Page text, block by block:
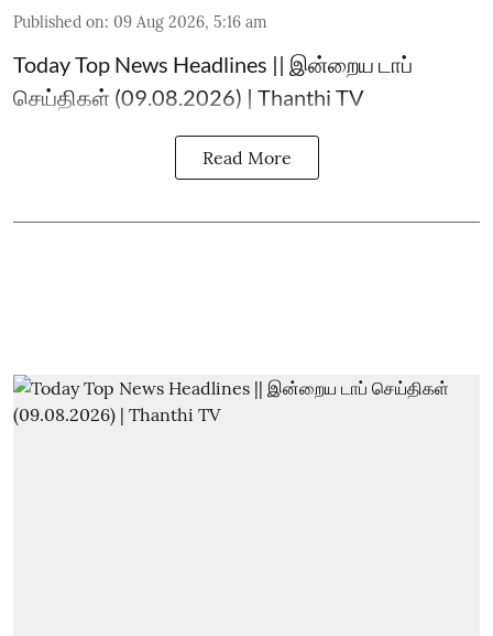
Published on: 09 Aug 2026, 5:16 am
Today Top News Headlines || இன்றைய டாப்
செய்திகள் (09.08.2026) | Thanthi TV
Read More